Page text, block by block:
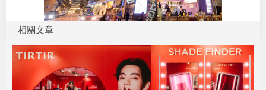
相關文章